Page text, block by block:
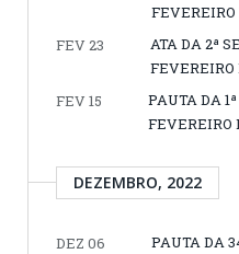
FEVEREIRO
FEV 23
ATA DA 2ª
FEVEREIRO
FEV 15
PAUTA DA
FEVEREIRO
DEZEMBRO, 2022
DEZ 06
PAUTA DA